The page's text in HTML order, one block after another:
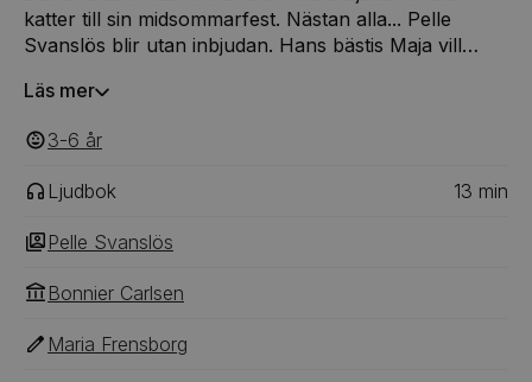
katter till sin midsommarfest. Nästan alla... Pelle
Svanslös blir utan inbjudan. Hans bästis Maja vill
fira midsommar utan honom? Vad tycker du att Maja
Läs mer
3-6 ‎‎ år
Ljudbok 13 min
Pelle Svanslös
Bonnier Carlsen
Maria Frensborg